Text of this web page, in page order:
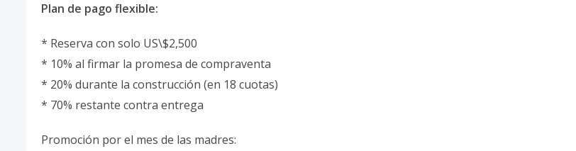
Plan de pago flexible:
* Reserva con solo US\$2,500
* 10% al firmar la promesa de compraventa
* 20% durante la construcción (en 18 cuotas)
* 70% restante contra entrega
Promoción por el mes de las madres: